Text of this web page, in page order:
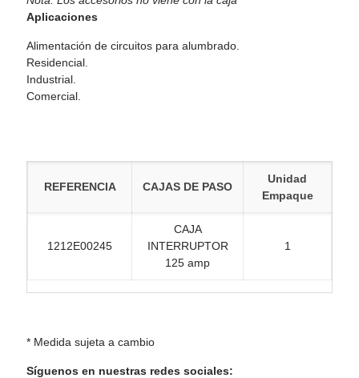
Aplicaciones
Alimentación de circuitos para alumbrado.
Residencial.
Industrial.
Comercial.
REFERENCIA CAJAS DE PASO
Unidad
Empaque
1212E00245
CAJA
INTERRUPTOR
125 amp
1
* Medida sujeta a cambio
Síguenos en nuestras redes sociales: